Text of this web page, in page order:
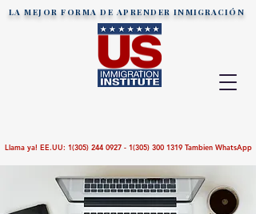
LA MEJOR FORMA DE APRENDERINMIGRACIÓN
Llama ya! EE.UU: 1(305) 244 0927 - 1(305) 300 1319Tambien WhatsApp